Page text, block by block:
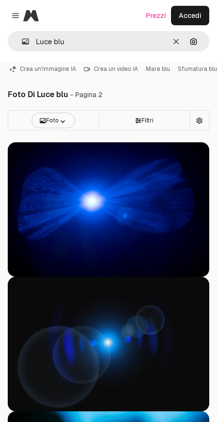
Close menu
Magnific
CancellaCerca
Prezzi Accedi
Crea un'immagine IA Crea un video IA Mare blu Sfumatura blu
Foto Di Luce blu - Pagina 2
Foto Filtri